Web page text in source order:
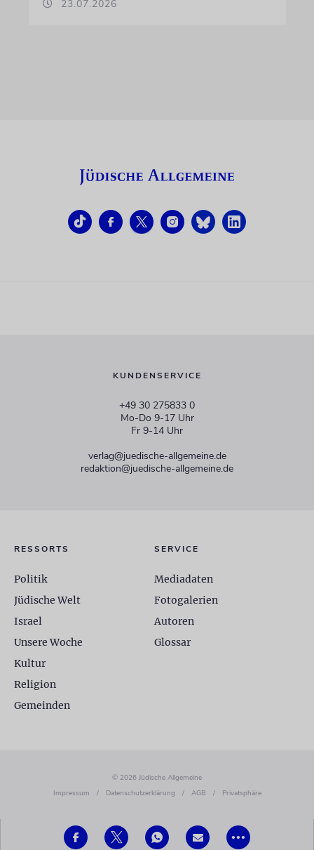
•••
23.07.2026
KUNDENSERVICE
+49 30 275833 0
Mo-Do 9-17 Uhr
Fr 9-14 Uhr
verlag@juedische-allgemeine.de
redaktion@juedische-allgemeine.de
RESSORTS
Politik
Jüdische Welt
Israel
Unsere Woche
Kultur
Religion
Gemeinden
SERVICE
Mediadaten
Fotogalerien
Autoren
Glossar
© 2026 Jüdische Allgemeine
Impressum
/ Datenschutzerklärung / AGB / Privatsphäre